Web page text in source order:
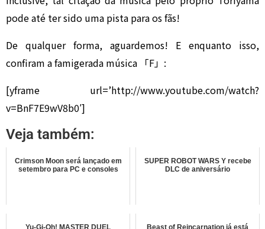
pode até ter sido uma pista para os fãs!
De qualquer forma, aguardemos! E enquanto isso,
confiram a famigerada música 「F」:
[yframe url=’http://www.youtube.com/watch?
v=BnF7E9wV8b0′]
Veja também:
Crimson Moon será lançado em
setembro para PC e consoles
SUPER ROBOT WARS Y recebe
DLC de aniversário
Yu-Gi-Oh! MASTER DUEL
Beast of Reincarnation já está